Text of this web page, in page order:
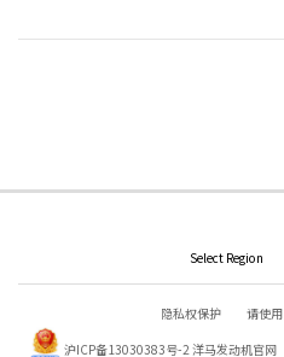
Select Region
隐私权保护 请使用
沪ICP备13030383号-2 洋马发动机官网